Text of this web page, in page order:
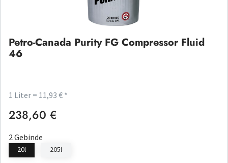
Petro-Canada Purity FG Compressor Fluid
46
1 Liter = 11,93 € *
Regulärer Preis:
238,60 €
2 Gebinde
20l 205l